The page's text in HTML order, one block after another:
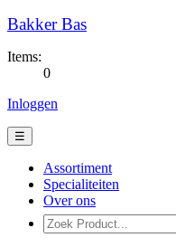
Bakker Bas
Items:
0
Inloggen
☰
Assortiment
Specialiteiten
Over ons